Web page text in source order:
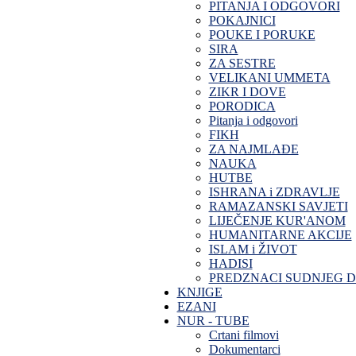
PITANJA I ODGOVORI
POKAJNICI
POUKE I PORUKE
SIRA
ZA SESTRE
VELIKANI UMMETA
ZIKR I DOVE
PORODICA
Pitanja i odgovori
FIKH
ZA NAJMLAĐE
NAUKA
HUTBE
ISHRANA i ZDRAVLJE
RAMAZANSKI SAVJETI
LIJEČENJE KUR'ANOM
HUMANITARNE AKCIJE
ISLAM i ŽIVOT
HADISI
PREDZNACI SUDNJEG
KNJIGE
EZANI
NUR - TUBE
Crtani filmovi
Dokumentarci